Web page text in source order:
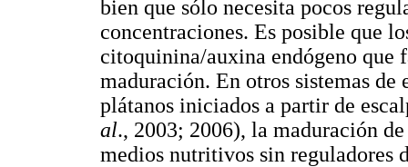
bien que sólo necesita pocos
concentraciones. Es posible que
citoquinina/auxina endógeno que
maduración. En otros sistemas de
plátanos iniciados a partir de
al., 2003; 2006), la maduración
medios nutritivos sin reguladores